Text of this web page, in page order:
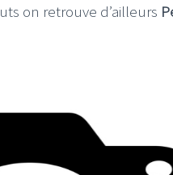
on retrouve d’ailleurs